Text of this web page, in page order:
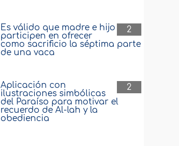
2
Es válido que madre e hijo
participen en ofrecer
como sacrificio la séptima parte
de una vaca
2
Aplicación con
ilustraciones simbólicas
del Paraíso para motivar el
recuerdo de Al-lah y la
obediencia